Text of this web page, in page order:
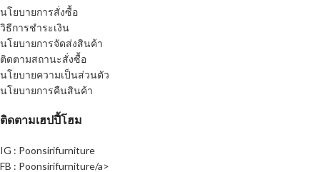
นโยบายการสั่งซื้อ
วิธีการชำระเงิน
นโยบายการจัดส่งสินค้า
ติดตามสถานะสั่งซื้อ
นโยบายความเป็นส่วนตัว
นโยบายการคืนสินค้า
ติดตามเฮปปี้โฮม
IG : Poonsirifurniture
FB : Poonsirifurniture/a>